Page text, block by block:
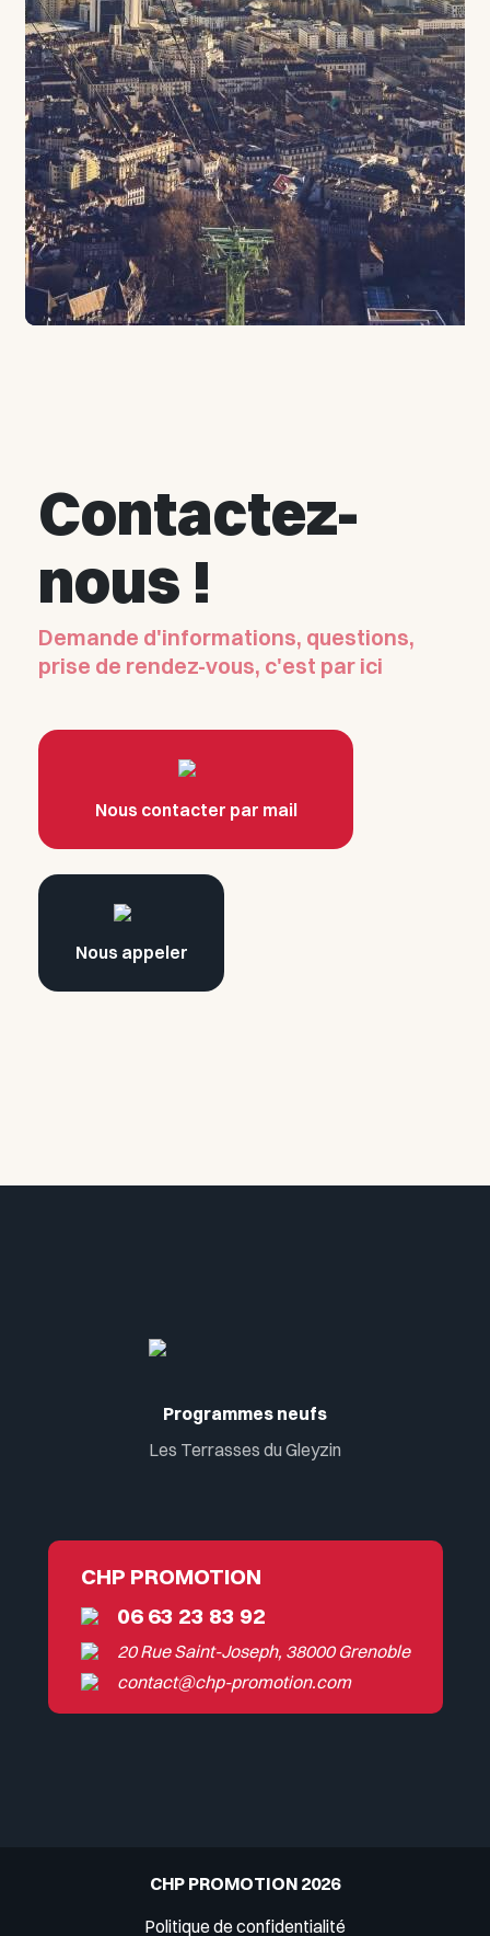
Contactez-
nous !
Demande d'informations, questions,
prise de rendez-vous, c'est par ici
Nous contacter par mail
Nous appeler
Programmes neufs
Les Terrasses du Gleyzin
CHP PROMOTION
06 63 23 83 92
20 Rue Saint-Joseph, 38000 Grenoble
contact@chp-promotion.com
CHP PROMOTION 2026
Politique de confidentialité